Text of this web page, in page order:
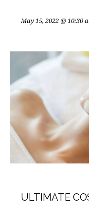
May 15, 2022 @ 10:30
ULTIMATE